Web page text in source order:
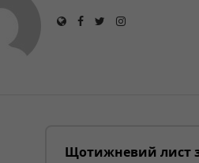
Щотижневий лист